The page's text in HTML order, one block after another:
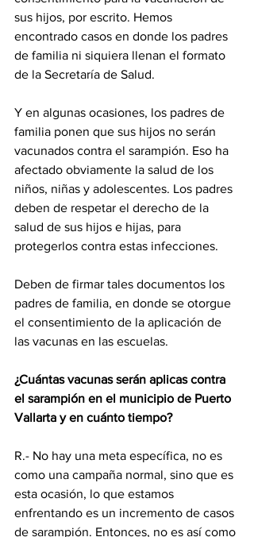
sus hijos, por escrito. Hemos
encontrado casos en donde los padres
de familia ni siquiera llenan el formato
de la Secretaría de Salud.
Y en algunas ocasiones, los padres de
familia ponen que sus hijos no serán
vacunados contra el sarampión. Eso ha
afectado obviamente la salud de los
niños, niñas y adolescentes. Los padres
deben de respetar el derecho de la
salud de sus hijos e hijas, para
protegerlos contra estas infecciones.
Deben de firmar tales documentos los
padres de familia, en donde se otorgue
el consentimiento de la aplicación de
las vacunas en las escuelas.
¿Cuántas vacunas serán aplicas contra
el sarampión en el municipio de Puerto
Vallarta y en cuánto tiempo?
R.- No hay una meta específica, no es
como una campaña normal, sino que es
esta ocasión, lo que estamos
enfrentando es un incremento de casos
de sarampión. Entonces, no es así como